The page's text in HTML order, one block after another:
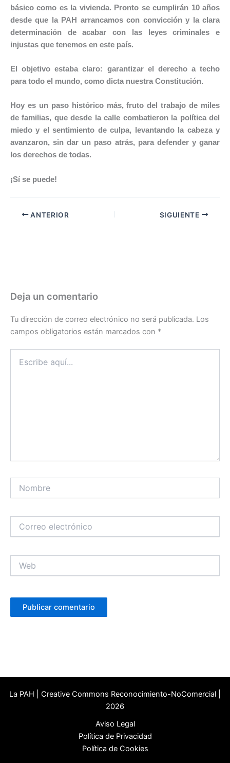
básico como es la vivienda. Pronto se cumplirán 10 años
desde que la PAH arrancamos con convicción y la clara
determinación de acabar con las leyes criminales e
injustas que tenemos en este país.
El objetivo estaba claro: garantizar el derecho a techo
para todo el mundo, como dicta nuestra Constitución.
Hoy es un paso histórico más, fruto del trabajo de miles
de familias, que desde la calle combatieron la política del
miedo y el sentimiento de culpa, levantando la cabeza y
avanzaron, sin dar un paso atrás, para defender y ganar
los derechos de todas.
¡Sí se puede!
ANTERIOR SIGUIENTE
Deja un comentario
Tu dirección de correo electrónico no será publicada. Los
campos obligatorios están marcados con *
aquí...
electrónico
La PAH | Creative Commons Reconocimiento-NoComercial |
2026
Aviso Legal
Política de Privacidad
Política de Cookies